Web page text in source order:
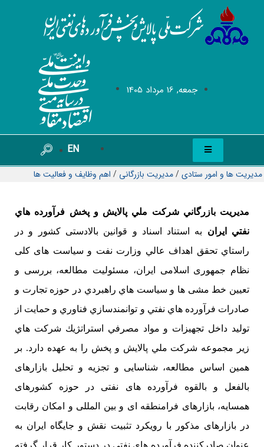
جمعه, 16 مرداد 1405
EN
مدیریت ها و امور ستادی/مديريت بازرگانی / اهم وظایف و فعالیت ها
مديريت بازرگاني شركت ملي پالايش و پخش فرآورده هاي
نفتي ايران به استناد اسناد و قوانین بالادستی کشور و در
راستاي تحقق اهداف عالي وزارت نفت و سیاست های کلی
نظام جمهوری اسلامی ایران، مسئوليت مطالعه، بررسی و
تعيين خط مشی ها و سياست هاي راهبردي در حوزه تجارت و
صادرات فرآورده هاي نفتي و توانمندسازي فناوري و حمایت از
توليد داخل تجهيزات و مواد مصرفي استراتژيك شركت هاي
زير مجموعه شركت ملي پالايش و پخش را به عهده دارد. بر
همين اساس مطالعه، شناسایی و تجزیه و تحلیل بازارهای
بالفعل و بالقوه فرآورده های نفتی در حوزه کشورهای
همسایه، بازارهای فرامنطقه ای و بین المللی و امکان رقابت
در بازارهای مذکور با رویکرد تثبیت نقش و جایگاه ایران به